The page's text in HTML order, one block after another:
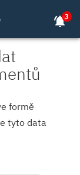
notifications_active3
formě
tyto data